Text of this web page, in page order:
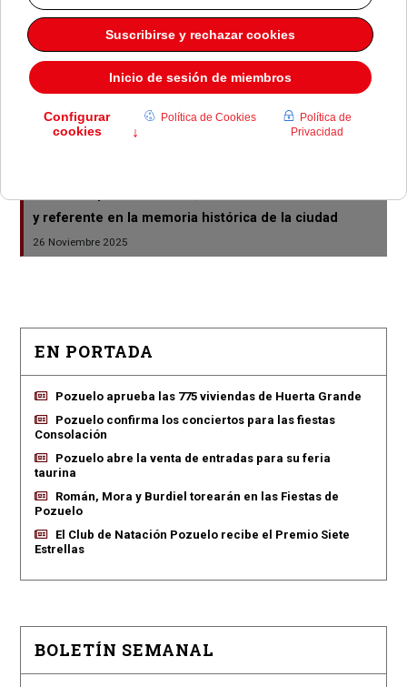
El PSOE denuncia goteras y abandono en centros
públicos de Pozuelo
cultural a la cronista Esperanza Morón
y referente en la memoria histórica de la ciudad
26 Noviembre 2025
EN PORTADA
Pozuelo aprueba las 775 viviendas de Huerta Grande
Pozuelo confirma los conciertos para las fiestas
Consolación
Pozuelo abre la venta de entradas para su feria
taurina
Román, Mora y Burdiel torearán en las Fiestas de
Pozuelo
El Club de Natación Pozuelo recibe el Premio Siete
Estrellas
BOLETÍN SEMANAL